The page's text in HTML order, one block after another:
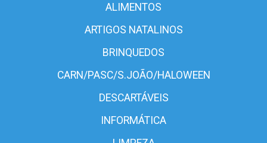
ALIMENTOS
ARTIGOS NATALINOS
BRINQUEDOS
CARN/PASC/S.JOÃO/HALOWEEN
DESCARTÁVEIS
INFORMÁTICA